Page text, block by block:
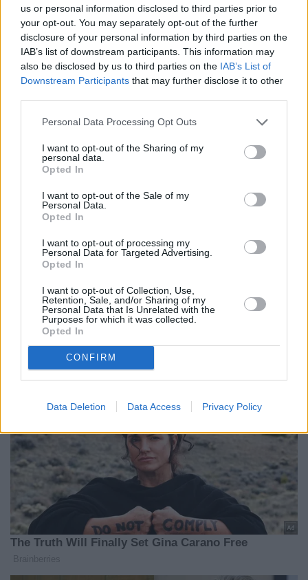
us or personal information disclosed to third parties prior to
your opt-out. You may separately opt-out of the further
disclosure of your personal information by third parties on the
IAB’s list of downstream participants. This information may
also be disclosed by us to third parties on the IAB’s List of
Downstream Participants that may further disclose it to other
Personal Data Processing Opt Outs
I want to opt-out of the Sharing of my
personal data.
Opted In
I want to opt-out of the Sale of my
Personal Data.
Opted In
I want to opt-out of processing my
Personal Data for Targeted Advertising.
Opted In
I want to opt-out of Collection, Use,
Retention, Sale, and/or Sharing of my
Personal Data that Is Unrelated with the
Purposes for which it was collected.
Opted In
CONFIRM
Data Deletion Data Access Privacy Policy
ΔΙΕΘΝΉ
Η Ουάσινγκτον ψάχνει νέα ηγεσία για
την Κούβα, ενώ αυξάνει την πίεση
Η αυξανόμενη πίεση των ΗΠΑ προς την Κούβα
εφόσον η αμερικανική εκστρατεία ...
08 Αυγούστου 2026
ΑΣΦΑΛΙΣΤΙΚΉ
ασφαλίστηκαν οι
Έλληνες το 2025-
Τι δείχνουν τα
Αυτοκίνητο,
Μηχανή και
Κατοικία
08 Αυγούστου 2026
εποχή της AI: Η
αγορά του
βρέφη σε πηγή
δεδομένων
07 Αυγούστου 2026
της παρέμβασης
στο γεν: Πώς
07 Αυγούστου 2026